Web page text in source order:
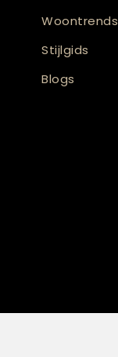
Woontrends
Stijlgids
Blogs